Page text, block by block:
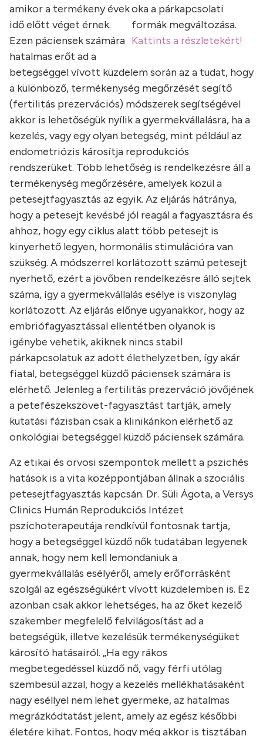
oka a párkapcsolati
formák megváltozása.
Kattints a részletekért!
amikor a termékeny évek
idő előtt véget érnek.
Ezen páciensek számára
hatalmas erőt ad a
betegséggel vívott küzdelem során az a tudat, hogy
a különböző, termékenység megőrzését segítő
(fertilitás prezervációs) módszerek segítségével
akkor is lehetőségük nyílik a gyermekvállalásra, ha a
kezelés, vagy egy olyan betegség, mint például az
endometriózis károsítja reprodukciós
rendszerüket. Több lehetőség is rendelkezésre áll a
termékenység megőrzésére, amelyek közül a
petesejtfagyasztás az egyik. Az eljárás hátránya,
hogy a petesejt kevésbé jól reagál a fagyasztásra és
ahhoz, hogy egy ciklus alatt több petesejt is
kinyerhető legyen, hormonális stimulációra van
szükség. A módszerrel korlátozott számú petesejt
nyerhető, ezért a jövőben rendelkezésre álló sejtek
száma, így a gyermekvállalás esélye is viszonylag
korlátozott. Az eljárás előnye ugyanakkor, hogy az
embriófagyasztással ellentétben olyanok is
igénybe vehetik, akiknek nincs stabil
párkapcsolatuk az adott élethelyzetben, így akár
fiatal, betegséggel küzdő páciensek számára is
elérhető. Jelenleg a fertilitás prezerváció jövőjének
a petefészekszövet-fagyasztást tartják, amely
kutatási fázisban csak a klinikánkon elérhető az
onkológiai betegséggel küzdő páciensek számára.
Az etikai és orvosi szempontok mellett a pszichés
hatások is a vita középpontjában állnak a szociális
petesejtfagyasztás kapcsán. Dr. Süli Ágota, a Versys
Clinics Humán Reprodukciós Intézet
pszichoterapeutája rendkívül fontosnak tartja,
hogy a betegséggel küzdő nők tudatában legyenek
annak, hogy nem kell lemondaniuk a
gyermekvállalás esélyéről, amely erőforrásként
szolgál az egészségükért vívott küzdelemben is. Ez
azonban csak akkor lehetséges, ha az őket kezelő
szakember megfelelő felvilágosítást ad a
betegségük, illetve kezelésük termékenységüket
károsító hatásairól. „Ha egy rákos
megbetegedéssel küzdő nő, vagy férfi utólag
szembesül azzal, hogy a kezelés mellékhatásaként
nagy eséllyel nem lehet gyermeke, az hatalmas
megrázkódtatást jelent, amely az egész későbbi
életére kihat. Fontos, hogy még akkor is tisztában